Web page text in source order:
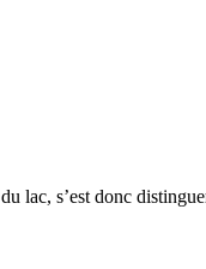
lac, s’est donc